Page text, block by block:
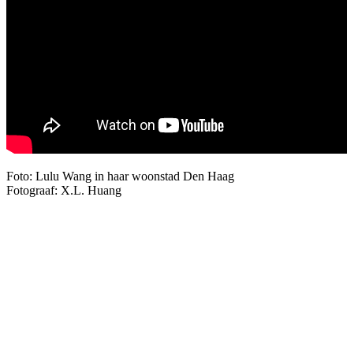
Foto: Lulu Wang in haar woonstad Den Haag
Fotograaf: X.L. Huang